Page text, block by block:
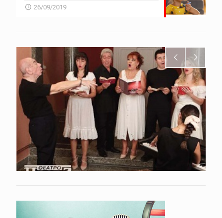
26/09/2019